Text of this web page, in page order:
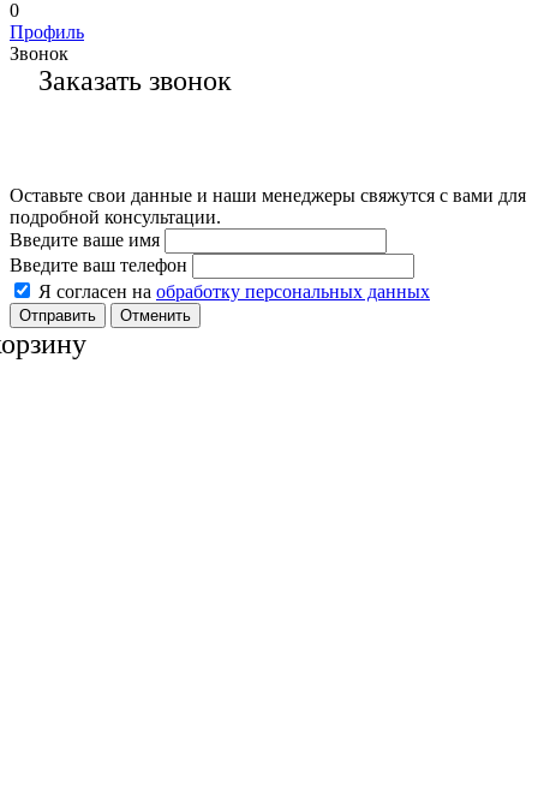
0
Профиль
Звонок
Заказать звонок
Оставьте свои данные и наши менеджеры свяжутся с вами для
подробной консультации.
Введите ваше имя
Введите ваш телефон
Я согласен на обработку персональных данных
Отменить